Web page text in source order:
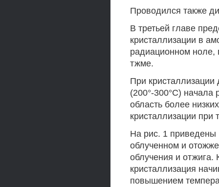
Проводился также
В третьей главе
кристаллизации в
радиационном ноле,
тжме.
При
(200°-300°С) начала
область более
кристаллизации при
На рис. 1
облученном и
облучения и отжига.
кристаллизация
повышением